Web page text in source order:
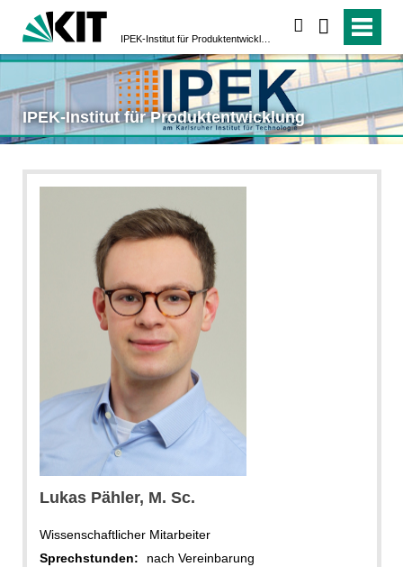
IPEK-Institut für Produktentwicklung
Lukas Pähler, M. Sc.
Wissenschaftlicher Mitarbeiter
Sprechstunden:
nach Vereinbarung